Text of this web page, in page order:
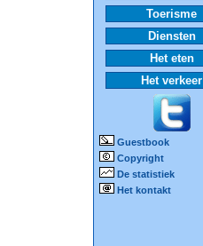
Toerisme
Diensten
Het eten
Het verkeer
Guestbook
Copyright
De statistiek
Het kontakt